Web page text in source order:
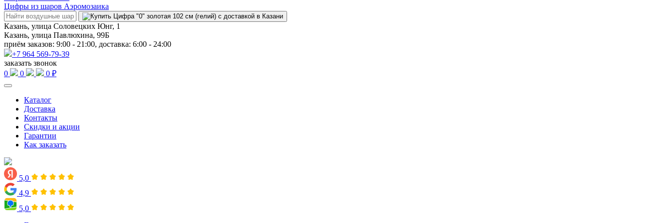
Цифры из шаров Аэромозаика
Казань, улица Соловецких Юнг, 1
Казань, улица Павлюхина, 99Б
приём заказов: 9:00 - 21:00, доставка: 6:00 - 24:00
+7 964 569-79-39
заказать звонок
0
0 0 ₽
Каталог
Доставка
Контакты
Скидки и акции
Гарантии
Как заказать
5,0
4,9
5,0